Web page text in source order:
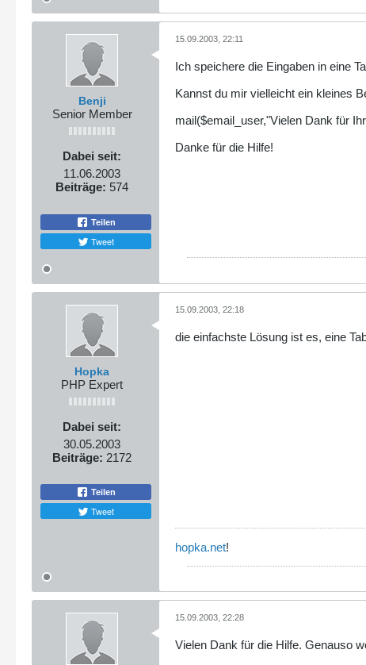
Benji
Senior Member
Dabei seit:
11.06.2003
Beiträge: 574
Teilen
Tweet
15.09.2003, 22:11
Ich speichere die Eingaben in eine
Kannst du mir vielleicht ein kleines
mail($email_user,"Vielen Dank für
Danke für die Hilfe!
Hopka
PHP Expert
Dabei seit:
30.05.2003
Beiträge: 2172
Teilen
Tweet
15.09.2003, 22:18
die einfachste Lösung ist es, eine
hopka.net!
15.09.2003, 22:28
Vielen Dank für die Hilfe. Genauso